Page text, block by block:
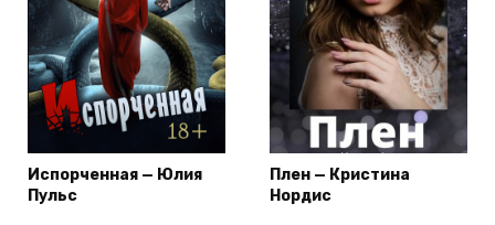
Испорченная — Юлия
Пульс
Плен — Кристина
Нордис